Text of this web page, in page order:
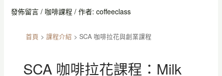
發佈留言 / 咖啡課程 / 作者: coffeeclass
首頁 > 課程介紹 > SCA 咖啡拉花與創業課程
SCA 咖啡拉花課程：Milk